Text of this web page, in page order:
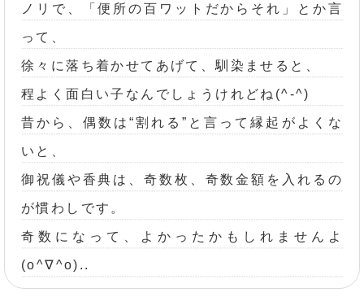
ノリで、「便所の百ワットだからそれ」とか言
って、
徐々に落ち着かせてあげて、馴染ませると、
程よく面白い子なんでしょうけれどね(^-^)
昔から、偶数は“割れる”と言って縁起がよくな
いと、
御祝儀や香典は、奇数枚、奇数金額を入れるの
が慣わしです。
奇数になって、よかったかもしれませんよ
(o^∇^o)..